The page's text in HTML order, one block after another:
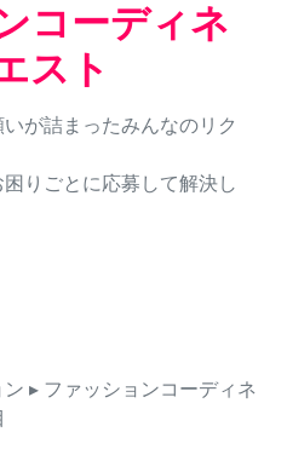
コーディネ
スト
が詰まったみんなのリク
りごとに応募して解決し
ン ▸ ファッションコーディネ